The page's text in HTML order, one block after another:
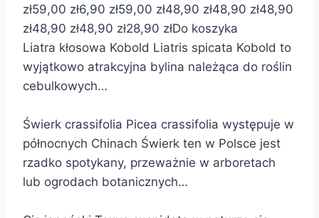
zł59,00 zł6,90 zł59,00 zł48,90 zł48,90 zł48,90
zł48,90 zł48,90 zł28,90 złDo koszyka
Liatra kłosowa Kobold Liatris spicata Kobold to
wyjątkowo atrakcyjna bylina należąca do roślin
cebulkowych…
Świerk crassifolia Picea crassifolia występuje w
północnych Chinach Świerk ten w Polsce jest
rzadko spotykany, przeważnie w arboretach
lub ogrodach botanicznych…